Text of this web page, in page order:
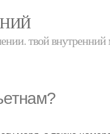
твой